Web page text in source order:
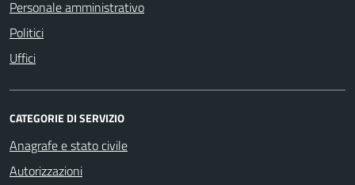
Personale amministrativo
Politici
Uffici
CATEGORIE DI SERVIZIO
Anagrafe e stato civile
Autorizzazioni